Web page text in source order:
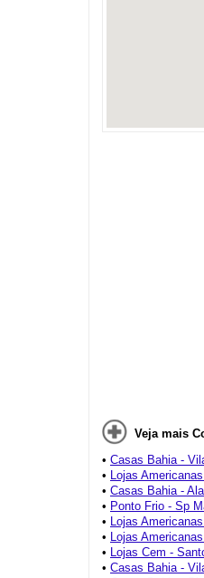
Veja mais
• Casas Bahia -
• Lojas
• Casas Bahia -
• Ponto Frio - Sp
• Lojas
• Lojas
• Lojas Cem -
• Casas Bahia -